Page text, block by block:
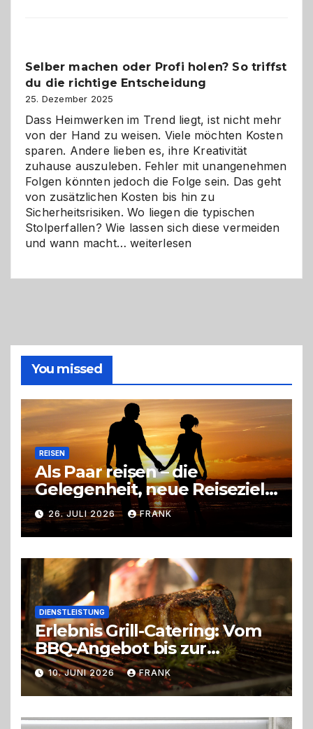
Herausforderungen
und
Zukunft
Selber machen oder Profi holen? So triffst
du die richtige Entscheidung
25. Dezember 2025
Dass Heimwerken im Trend liegt, ist nicht mehr
von der Hand zu weisen. Viele möchten Kosten
sparen. Andere lieben es, ihre Kreativität
zuhause auszuleben. Fehler mit unangenehmen
Folgen könnten jedoch die Folge sein. Das geht
von zusätzlichen Kosten bis hin zu
Sicherheitsrisiken. Wo liegen die typischen
Stolperfallen? Wie lassen sich diese vermeiden
und wann macht…Selber
richtige
Entscheidung
weiterlesen
You missed
REISEN
Als Paar reisen – die
Gelegenheit, neue Reiseziele
zu entdecken
26. JULI 2026 FRANK
DIENSTLEISTUNG
Erlebnis Grill-Catering: Vom
BBQ-Angebot bis zur
perfekten Eventorganisation
Trend zu Outdoor-Events,
Erlebnisgastronomie und
Live-Cooking
10. JUNI 2026 FRANK